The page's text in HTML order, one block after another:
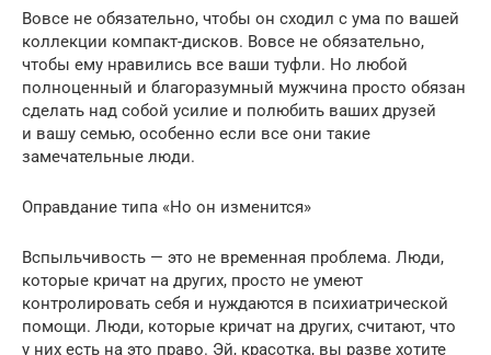
Вовсе не обязательно, чтобы он сходил с ума по вашей
коллекции компакт-дисков. Вовсе не обязательно,
чтобы ему нравились все ваши туфли. Но любой
полноценный и благоразумный мужчина просто обязан
сделать над собой усилие и полюбить ваших друзей
и вашу семью, особенно если все они такие
замечательные люди.
Оправдание типа «Но он изменится»
Вспыльчивость — это не временная проблема. Люди,
которые кричат на других, просто не умеют
контролировать себя и нуждаются в психиатрической
помощи. Люди, которые кричат на других, считают, что
у них есть на это право. Эй, красотка, вы разве хотите